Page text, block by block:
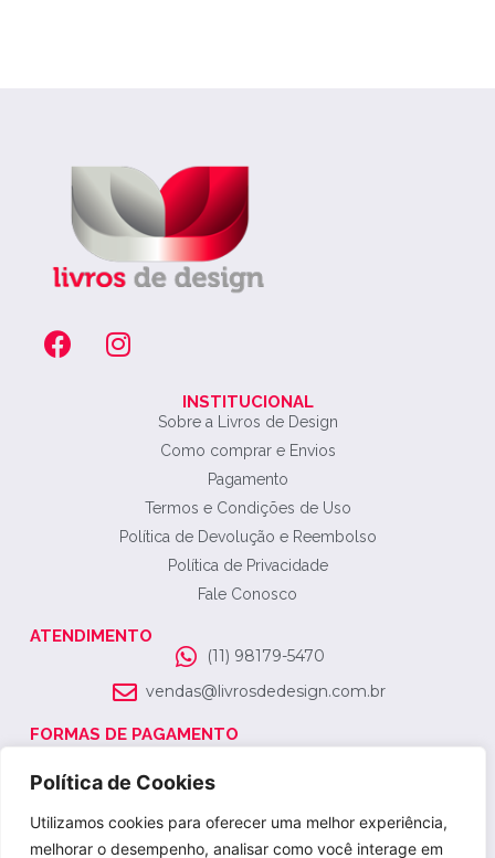
Política de Cookies
Utilizamos cookies para oferecer uma melhor experiência,
melhorar o desempenho, analisar como você interage em
INSTITUCIONAL
Sobre a Livros de Design
Como comprar e Envios
Pagamento
Termos e Condições de Uso
Política de Devolução e Reembolso
Política de Privacidade
Fale Conosco
ATENDIMENTO
(11) 98179-5470
vendas@livrosdedesign.com.br
FORMAS DE PAGAMENTO
SELO DE SEGURANÇA